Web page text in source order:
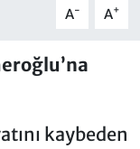
A- A+
kaybeden